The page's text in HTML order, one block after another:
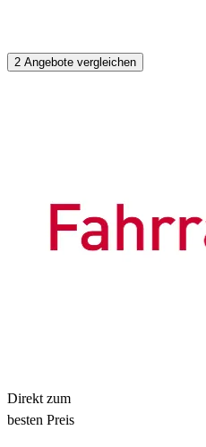
2 Angebote vergleichen
Direkt zum
besten Preis